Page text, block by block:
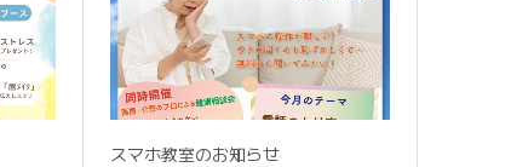
スマホ教室のお知らせ